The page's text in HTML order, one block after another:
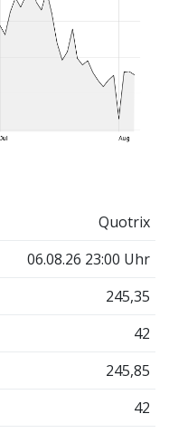
Quotrix
06.08.26 23:00 Uhr
245,35
42
245,85
42